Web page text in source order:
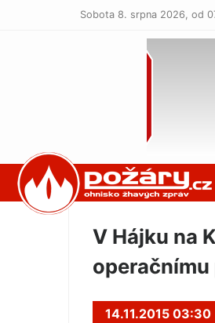
Sobota 8. srpna 2026, od
POŽÁRY.cz
V Hájku na
14.11.2015 03:30